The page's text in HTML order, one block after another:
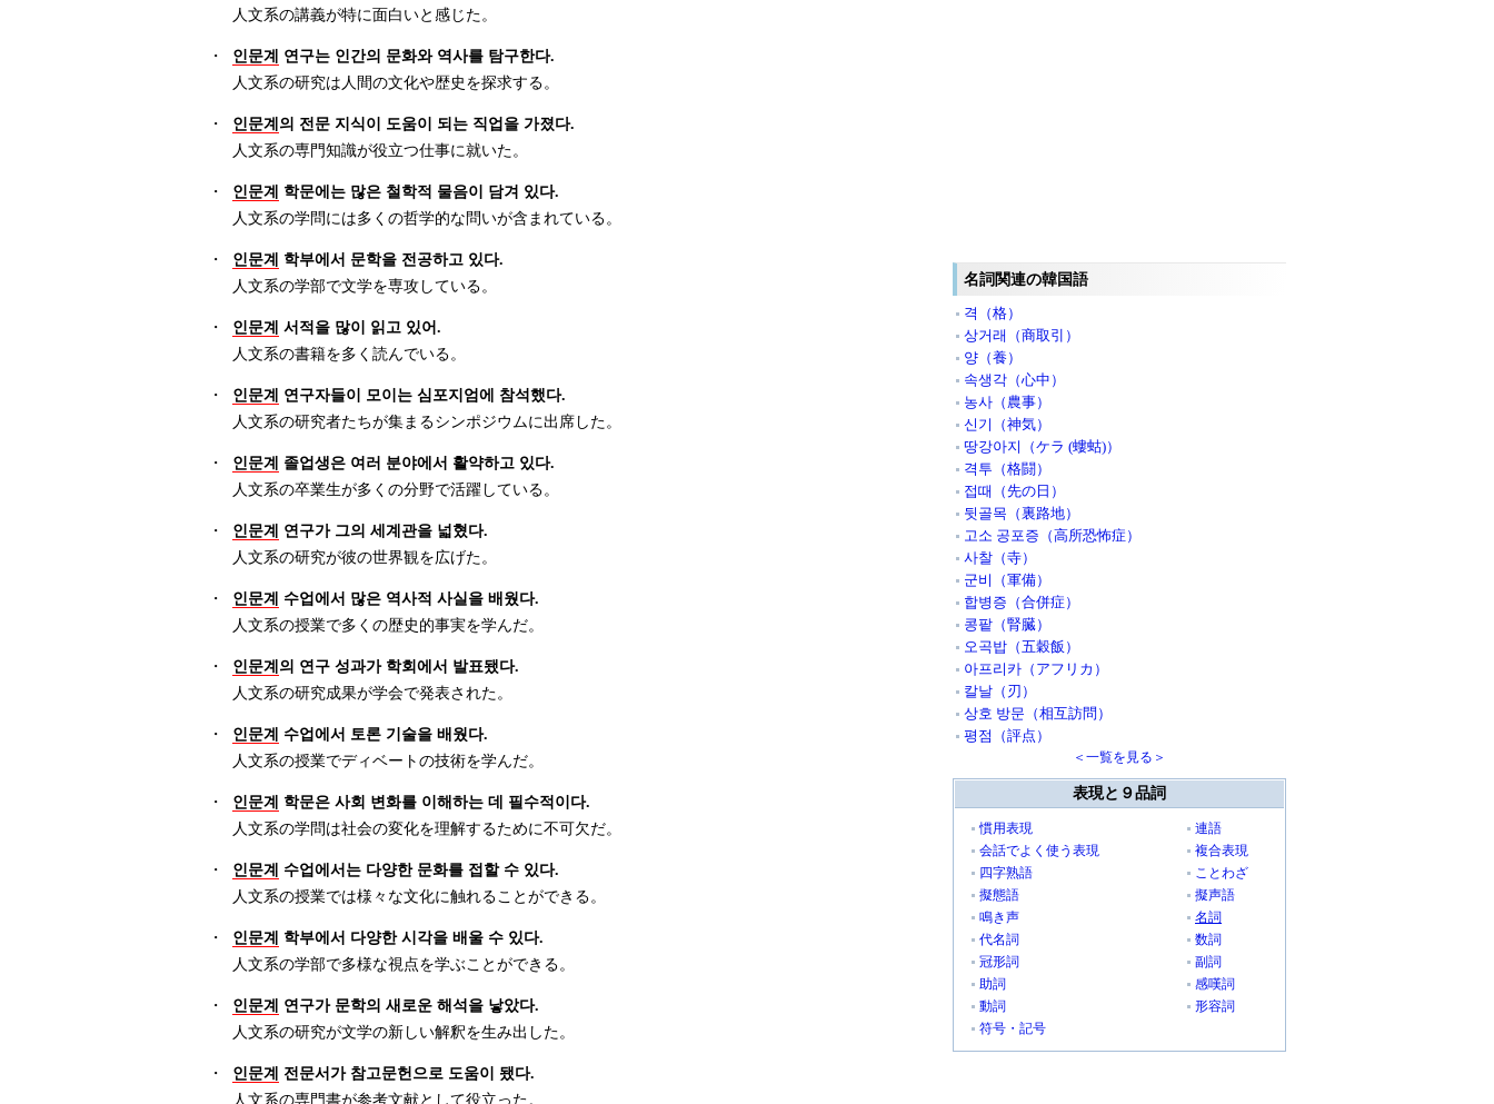
人文系の講義が特に面白いと感じた。
・ 인문계
연구는 인간의 문화와 역사를 탐구한다.
人文系の研究は人間の文化や歴史を探求する。
・ 인문계 의 전문 지식이 도움이 되는 직업을 가졌다.
人文系の専門知識が役立つ仕事に就いた。
・ 인문계
학문에는 많은 철학적 물음이 담겨 있다.
人文系の学問には多くの哲学的な問いが含まれている。
・ 인문계
학부에서 문학을 전공하고 있다.
人文系の学部で文学を専攻している。
・ 인문계 서적을 많이 읽고 있어.
人文系の書籍を多く読んでいる。
・ 인문계
연구자들이 모이는 심포지엄에 참석했다.
人文系の研究者たちが集まるシンポジウムに出席した。
・ 인문계
졸업생은 여러 분야에서 활약하고 있다.
人文系の卒業生が多くの分野で活躍している。
・ 인문계
연구가 그의 세계관을 넓혔다.
人文系の研究が彼の世界観を広げた。
・ 인문계
수업에서 많은 역사적 사실을 배웠다.
人文系の授業で多くの歴史的事実を学んだ。
・ 인문계 의 연구 성과가 학회에서 발표됐다.
人文系の研究成果が学会で発表された。
・ 인문계
수업에서 토론 기술을 배웠다.
人文系の授業でディベートの技術を学んだ。
・ 인문계
학문은 사회 변화를 이해하는 데 필수적이다.
人文系の学問は社会の変化を理解するために不可欠だ。
・ 인문계
수업에서는 다양한 문화를 접할 수 있다.
人文系の授業では様々な文化に触れることができる。
・ 인문계
학부에서 다양한 시각을 배울 수 있다.
人文系の学部で多様な視点を学ぶことができる。
・ 인문계
연구가 문학의 새로운 해석을 낳았다.
人文系の研究が文学の新しい解釈を生み出した。
・ 인문계
전문서가 참고문헌으로 도움이 됐다.
人文系の専門書が参考文献として役立った。
名詞関連の韓国語
격（格）
상거래（商取引）
양（養）
속생각（心中）
농사（農事）
신기（神気）
땅강아지（ケラ (螻蛄)）
격투（格闘）
접때（先の日）
뒷골목（裏路地）
고소 공포증（高所恐怖症）
사찰（寺）
군비（軍備）
합병증（合併症）
콩팥（腎臓）
오곡밥（五穀飯）
아프리카（アフリカ）
칼날（刃）
상호 방문（相互訪問）
평점（評点）
＜一覧を見る＞
表現と９品詞
慣用表現
連語
会話でよく使う表現
複合表現
四字熟語
ことわざ
擬態語
擬声語
鳴き声
名詞
代名詞
数詞
冠形詞
副詞
助詞
感嘆詞
動詞
形容詞
符号・記号